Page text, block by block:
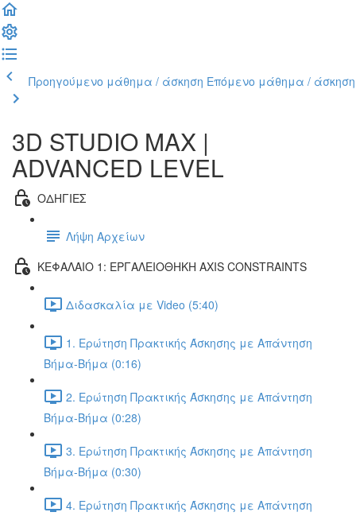
Προηγούμενο μάθημα / άσκηση Επόμενο μάθημα / άσκηση
3D STUDIO MAX |
ADVANCED LEVEL
ΟΔΗΓΙΕΣ
Λήψη Αρχείων
ΚΕΦΑΛΑΙΟ 1: ΕΡΓΑΛΕΙΟΘΗΚΗ AXIS CONSTRAINTS
Διδασκαλία με Video (5:40)
1. Ερώτηση Πρακτικής Άσκησης με Απάντηση
Βήμα-Βήμα (0:16)
2. Ερώτηση Πρακτικής Άσκησης με Απάντηση
Βήμα-Βήμα (0:28)
3. Ερώτηση Πρακτικής Άσκησης με Απάντηση
Βήμα-Βήμα (0:30)
4. Ερώτηση Πρακτικής Άσκησης με Απάντηση